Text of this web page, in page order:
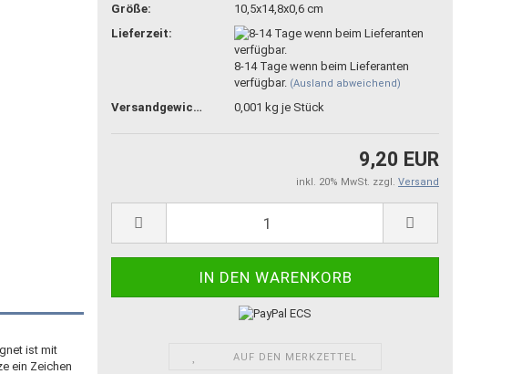
Größe:
10,5x14,8x0,6 cm
Lieferzeit:
8-14 Tage wenn beim Lieferanten
verfügbar. (Ausland abweichend)
Versandgewicht: 0,001 kg je Stück
9,20 EUR
inkl. 20% MwSt. zzgl. Versand
AUF DEN MERKZETTEL
ist mit
ein Zeichen